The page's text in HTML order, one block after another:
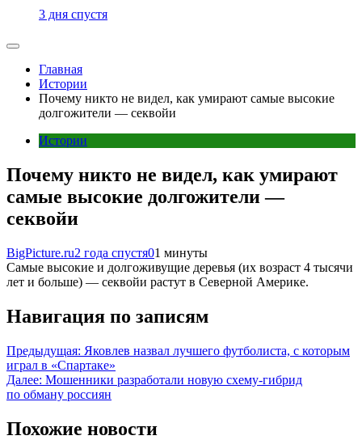
3 дня спустя
Главная
Истории
Почему никто не видел, как умирают самые высокие
долгожители — секвойи
Истории
Почему никто не видел, как умирают
самые высокие долгожители —
секвойи
BigPicture.ru2 года спустя01 минуты
Самые высокие и долгоживущие деревья (их возраст 4 тысячи
лет и больше) — секвойи растут в Северной Америке.
Навигация по записям
Предыдущая: Яковлев назвал лучшего футболиста, с которым
играл в «Спартаке»
Далее: Мошенники разработали новую схему-гибрид
по обману россиян
Похожие новости